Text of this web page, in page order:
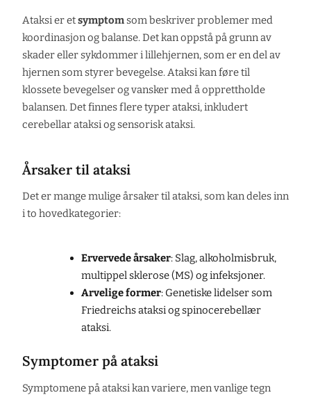
Ataksi er etsymptomsom beskriver problemer med
koordinasjon og balanse. Det kan oppstå på grunn av
skader eller sykdommer i lillehjernen, som er en del av
hjernen som styrer bevegelse. Ataksi kan føre til
klossete bevegelser og vansker med å opprettholde
balansen. Det finnes flere typer ataksi, inkludert
cerebellar ataksi og sensorisk ataksi.
Årsaker til ataksi
Det er mange mulige årsaker til ataksi, som kan deles inn
i to hovedkategorier:
Ervervede årsaker: Slag, alkoholmisbruk,
multippel sklerose (MS) og infeksjoner.
Arvelige former: Genetiske lidelser som
Friedreichs ataksi og spinocerebellær
ataksi.
Symptomer på ataksi
Symptomene på ataksi kan variere, men vanlige tegn